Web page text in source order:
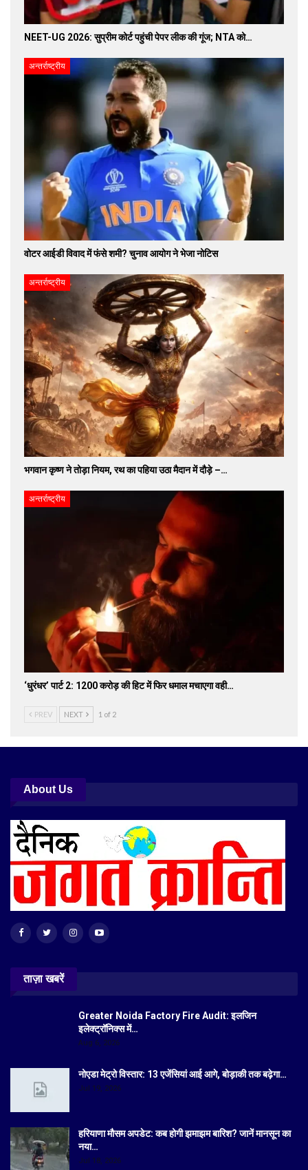
NEET-UG 2026: सुप्रीम कोर्ट पहुंची पेपर लीक की गूंज; NTA को…
अन्तर्राष्ट्रीय
वोटर आईडी विवाद में फंसे शमी? चुनाव आयोग ने भेजा नोटिस
अन्तर्राष्ट्रीय
भगवान कृष्ण ने तोड़ा नियम, रथ का पहिया उठा मैदान में दौड़े –…
अन्तर्राष्ट्रीय
‘धुरंधर’ पार्ट 2: 1200 करोड़ की हिट में फिर धमाल मचाएगा वही…
PREV NEXT 1 of 2
About Us
ताज़ा खबरें
Greater Noida Factory Fire Audit: इलजिन
इलेक्ट्रॉनिक्स में…
Aug 6, 2026
नोएडा मेट्रो विस्तार: 13 एजेंसियां आई आगे, बोड़ाकी तक बढ़ेगा…
Jul 19, 2026
हरियाणा मौसम अपडेट: कब होगी झमाझम बारिश? जानें मानसून का
नया…
Jul 18, 2026